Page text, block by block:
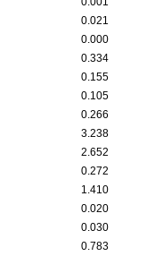
0.021
0.000
0.334
0.155
0.105
0.266
3.238
2.652
0.272
1.410
0.020
0.030
0.783